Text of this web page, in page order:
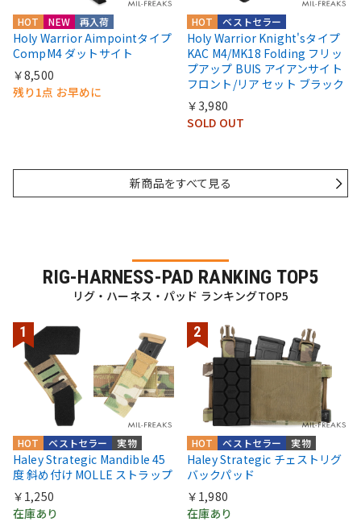
HOT NEW 再入荷
Holy Warrior Aimpointタイプ
CompM4 ダットサイト
￥8,500
残り1点 お早めに
HOT ベストセラー
Holy Warrior Knight'sタイプ
KAC M4/MK18 Folding フリッ
プアップ BUIS アイアンサイト
フロント/リア セット ブラック
￥3,980
SOLD OUT
新商品をすべて見る
RIG-HARNESS-PAD RANKING TOP5
リグ・ハーネス・パッド ランキングTOP5
実物
ベストセラー
HOT
Haley Strategic Mandible 45
度 斜め付け MOLLE ストラップ
￥1,250
在庫あり
実物
ベストセラー
HOT
Haley Strategic チェストリグ
バックパッド
￥1,980
在庫あり